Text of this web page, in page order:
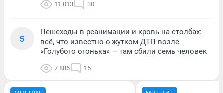
11 013 30
5
Пешеходы в реанимации и кровь на столбах:
всё, что известно о жутком ДТП возле
«Голубого огонька» — там сбили семь человек
7 886 15